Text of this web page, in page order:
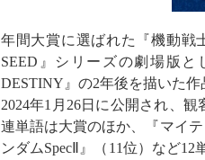
年間大賞に選ばれた『機動戦
SEED』シリーズの劇場版
DESTINY』の2年後を描いた作
2024年1月26日に公開され、
連単語は大賞のほか、『マイ
ンダムSpecⅡ』（11位）など